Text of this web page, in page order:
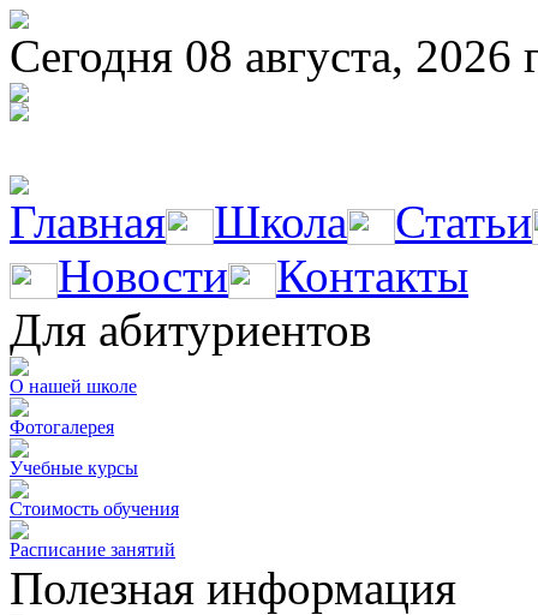
Сегодня 08 августа, 2026
Главная Школа
Статьи
Новости
Контакты
Для абитуриентов
О нашей школе
Фотогалерея
Учебные курсы
Стоимость обучения
Расписание занятий
Полезная информация